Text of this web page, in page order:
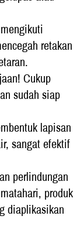
retakan
Cukup
sudah siap
lapisan
sangat efektif
perlindungan
produk
diaplikasikan